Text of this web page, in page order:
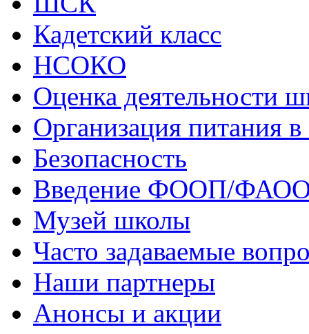
Кадетский класс
НСОКО
Оценка деятельности
Организация питания в
Безопасность
Введение ФООП/
Музей школы
Часто задаваемые
Наши партнеры
Анонсы и акции